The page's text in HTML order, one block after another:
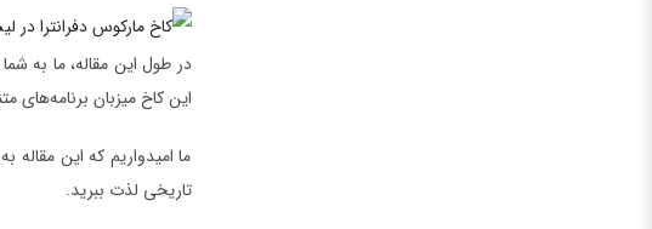
در طول این مقاله، ما به
این کاخ میزبان برنامه‌های
ما امیدواریم که این
تاریخی لذت ببرید.